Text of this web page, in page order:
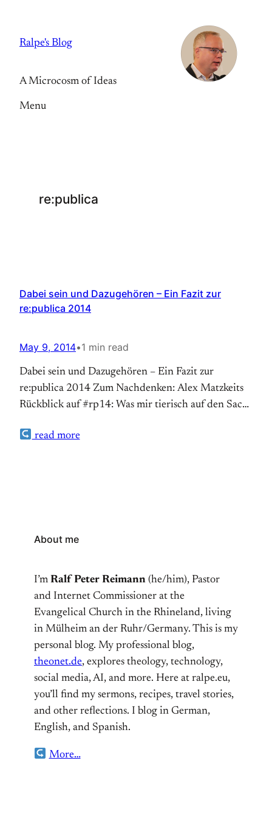
content
Ralpe's Blog
A Microcosm of Ideas
Menu
re:publica
Dabei sein und Dazugehören – Ein Fazit zur
re:publica 2014
May 9, 2014•1 min read
Dabei sein und Dazugehören – Ein Fazit zur
re:publica 2014 Zum Nachdenken: Alex Matzkeits
Rückblick auf #rp14: Was mir tierisch auf den Sack
@Mietgeist, via Twitter Ich gebe es bereitwillig zu:
read more
About me
I’m Ralf Peter Reimann (he/him), Pastor
and Internet Commissioner at the
Evangelical Church in the Rhineland, living
in Mülheim an der Ruhr/Germany. This is my
personal blog. My professional blog,
theonet.de, explores theology, technology,
social media, AI, and more. Here at ralpe.eu,
you’ll find my sermons, recipes, travel stories,
and other reflections. I blog in German,
English, and Spanish.
More…